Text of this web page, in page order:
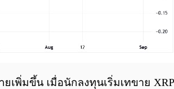
เพิ่มขึ้น เมื่อนักลงทุนเริ่มเทขาย